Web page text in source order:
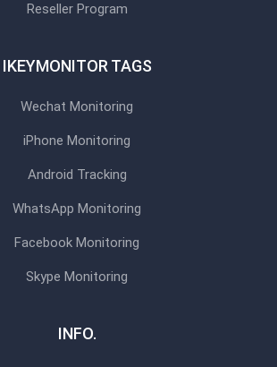
Reseller Program
IKEYMONITOR TAGS
Wechat Monitoring
iPhone Monitoring
Android Tracking
WhatsApp Monitoring
Facebook Monitoring
Skype Monitoring
INFO.